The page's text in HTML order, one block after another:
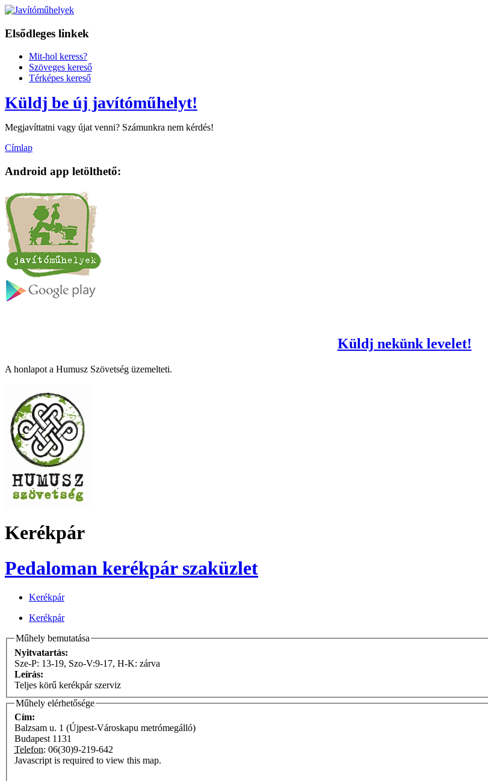
Elsődleges linkek
Mit-hol keress?
Szöveges kereső
Térképes kereső
Küldj be új javítóműhelyt!
Megjavíttatni vagy újat venni? Számunkra nem kérdés!
Címlap
Android app letölthető:
Küldj nekünk levelet!
A honlapot a Humusz Szövetség üzemelteti.
Kerékpár
Pedaloman kerékpár szaküzlet
Kerékpár
Kerékpár
Műhely bemutatása
Nyitvatartás:
Sze-P: 13-19, Szo-V:9-17, H-K: zárva
Leírás:
Teljes körű kerékpár szerviz
Műhely elérhetősége
Cím:
Balzsam u. 1 (Újpest-Városkapu metrómegálló)
Budapest 1131
Telefon: 06(30)9-219-642
Javascript is required to view this map.